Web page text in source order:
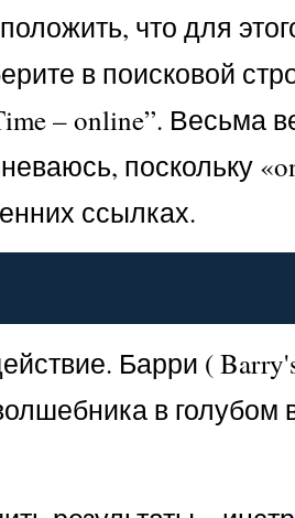
что для
в поисковой
– online”.
поскольку
ссылках.
Барри (
в